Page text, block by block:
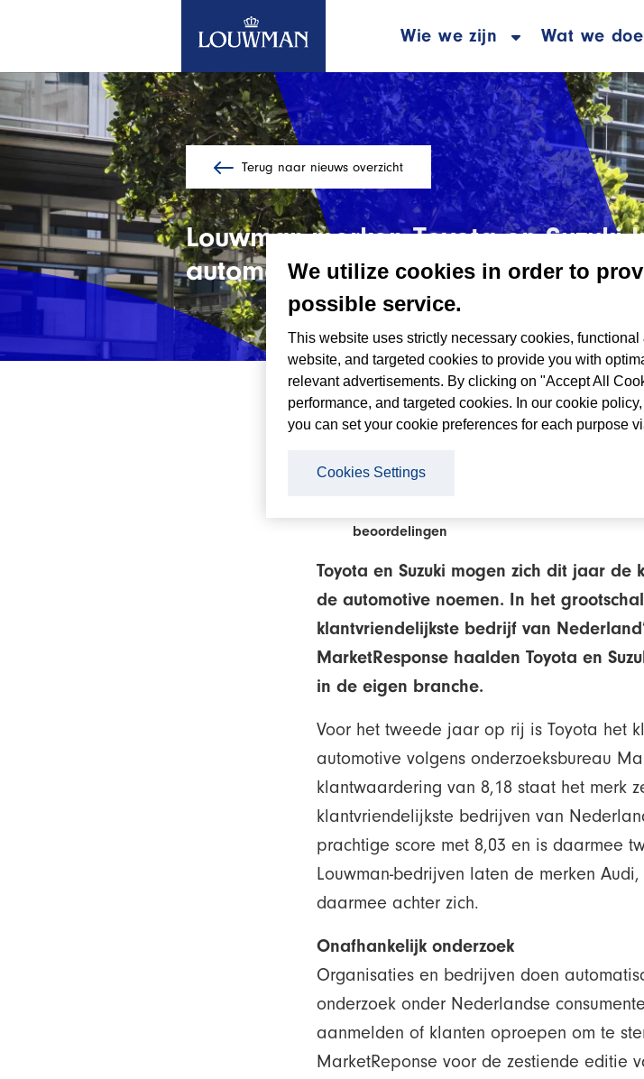
naar
de
hoofdinhoud
Wie we zijn Wat we
Terug naar nieuws overzicht
Louwman-merken Toyota en Suzuki
automotive bedrijven blijkt uit
12/05/2023
tweede
beoordelingen
Toyota en Suzuki mogen zich dit jaar
de automotive noemen. In het
klantvriendelijkste bedrijf van
MarketResponse haalden Toyota en
in de eigen branche.
Voor het tweede jaar op rij is Toyota het
automotive volgens onderzoeksbureau
klantwaardering van 8,18 staat het merk
klantvriendelijkste bedrijven van
prachtige score met 8,03 en is daarmee
Louwman-bedrijven laten de merken
daarmee achter zich.
Onafhankelijk onderzoek
Organisaties en bedrijven doen
onderzoek onder Nederlandse
aanmelden of klanten oproepen om te
MarketReponse voor de zestiende editie
We utilize cookies in order to
possible service.
This website uses strictly necessary cookies,
website, and targeted cookies to provide you with
relevant advertisements. By clicking on "Accept All
performance, and targeted cookies. In our cookie
you can set your cookie preferences for each purpose
Cookies Settings